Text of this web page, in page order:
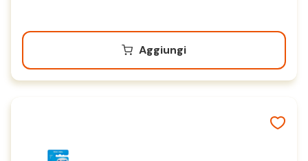
Aggiungi